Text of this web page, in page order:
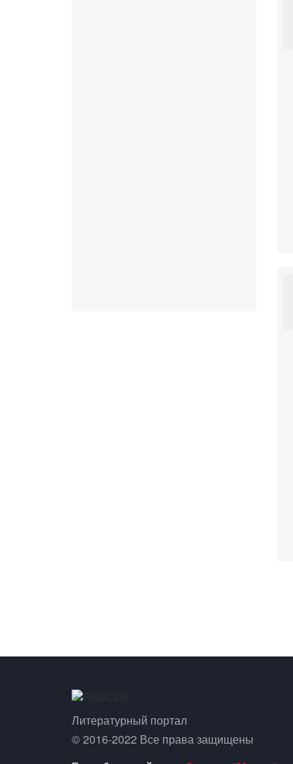
Литературный портал
© 2016-2022 Все права защищены